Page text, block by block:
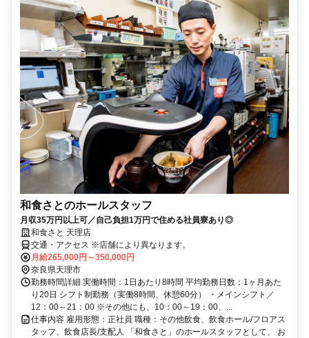
和食さとのホールスタッフ
月収35万円以上可／自己負担1万円で住める社員寮あり◎
和食さと 天理店
交通・アクセス ※店舗により異なります。
月給265,000円～350,000円
奈良県天理市
勤務時間詳細 実働時間：1日あたり8時間 平均勤務日数：1ヶ月あた
り20日 シフト制勤務（実働8時間、休憩60分） ・メインシフト／
12：00～21：00 ※その他にも、10：00～19：00、...
仕事内容 雇用形態：正社員 職種：その他飲食、飲食ホール/フロアス
タッフ、飲食店長/支配人 「和食さと」のホールスタッフとして、 お